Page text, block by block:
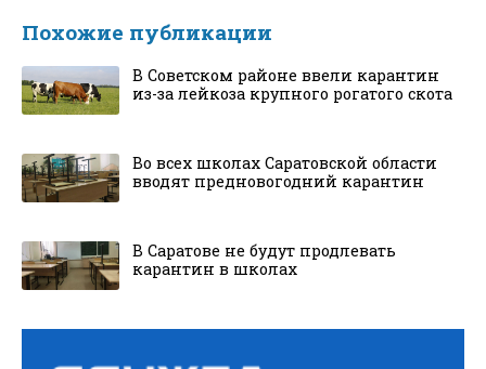
Похожие публикации
В Советском районе ввели карантин
из-за лейкоза крупного рогатого скота
Во всех школах Саратовской области
вводят предновогодний карантин
В Саратове не будут продлевать
карантин в школах